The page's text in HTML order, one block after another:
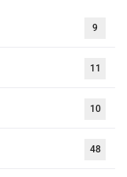
9
11
10
48